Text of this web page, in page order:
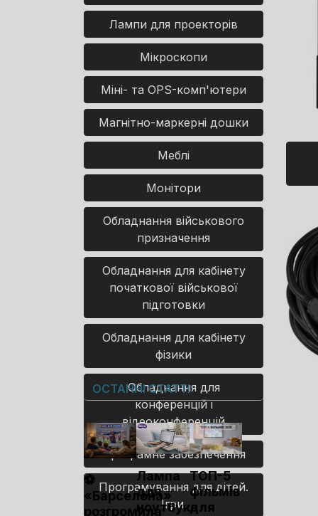
Лампи для проекторів
Мікроскопи
Міні- та OPS-комп'ютери
Магнітно-маркерні дошки
Меблі
Монітори
Обладнання військового
призначення
Обладнання для кабінету
початкової військової
підготовки
Обладнання для кабінету
фізики
Обладнання для
конференцій і
відеоконференцій
Програмне забезпечення
Програмування для дітей.
Ігри.
ОСТАННІ СТАТТІ
⚽
«Барселона»
розгромила
Лампа
для
ноутбука
ТОП-5
фільмів
для